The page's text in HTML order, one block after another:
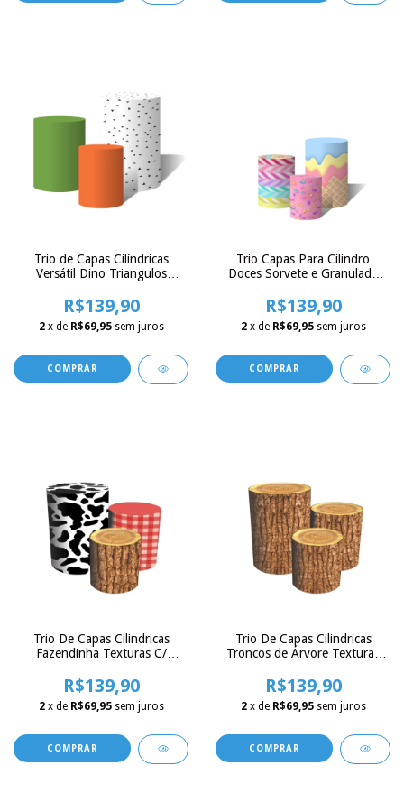
Trio de Capas Cilíndricas
Versátil Dino Triangulos
R$139,90
2 x de R$69,95 sem juros
Trio Capas Para Cilindro
Doces Sorvete e Granulado
R$139,90
2 x de R$69,95 sem juros
Trio De Capas Cilindricas
Fazendinha Texturas C/
R$139,90
2 x de R$69,95 sem juros
Trio De Capas Cilindricas
Troncos de Árvore Texturas
R$139,90
2 x de R$69,95 sem juros